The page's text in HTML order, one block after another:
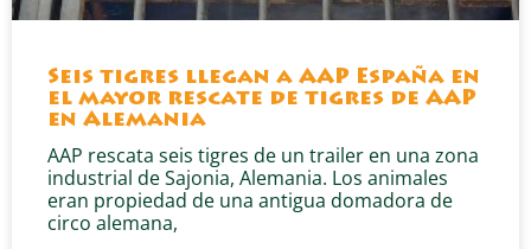
Seis tigres llegan a AAP España en
el mayor rescate de tigres de AAP
en Alemania
AAP rescata seis tigres de un trailer en una zona
industrial de Sajonia, Alemania. Los animales
eran propiedad de una antigua domadora de
circo alemana,